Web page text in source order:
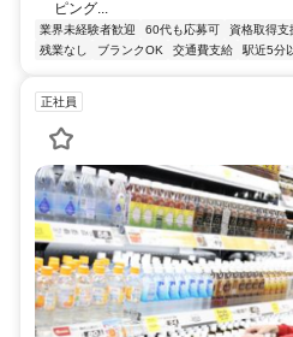
ピング...
業界未経験者歓迎 60代も応募可 資格取得支
残業なし
ブランクOK 交通費支給 駅近5分
正社員